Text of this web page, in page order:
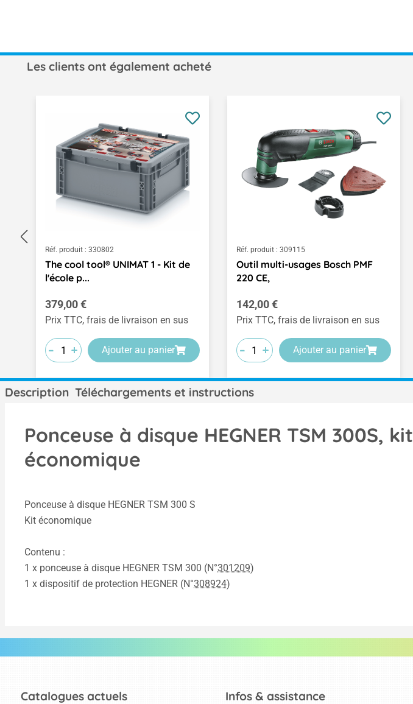
Les clients ont également acheté
Réf. produit : 330802
The cool tool® UNIMAT 1 - Kit de
l'école p...
Prix régulier :
379,00 €
Prix TTC, frais de livraison en sus
-
-
- +
+
+ Ajouter au panier
Réf. produit : 309115
Outil multi-usages Bosch PMF
220 CE,
Prix régulier :
142,00 €
Prix TTC, frais de livraison en sus
-
-
- +
+
+ Ajouter au panier
Description Téléchargements et instructions
Ponceuse à disque HEGNER TSM 300S, kit
économique
Ponceuse à disque HEGNER TSM 300 S
Kit économique
Contenu :
1 x ponceuse à disque HEGNER TSM 300 (N°301209)
1 x dispositif de protection HEGNER (N°308924)
Catalogues actuels Infos & assistance